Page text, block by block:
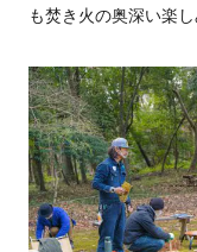
も焚き火の奥深い楽し